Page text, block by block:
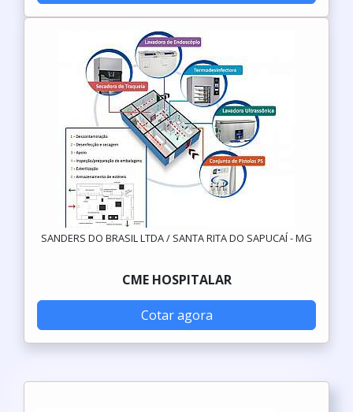
SANDERS DO BRASIL LTDA / SANTA RITA DO SAPUCAÍ - MG
CME HOSPITALAR
Cotar agora